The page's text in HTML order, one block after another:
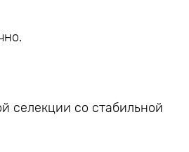
селекции со стабильной